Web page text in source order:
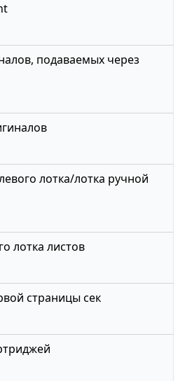
подаваемых через
лотка/лотка ручной
лотка листов
страницы сек